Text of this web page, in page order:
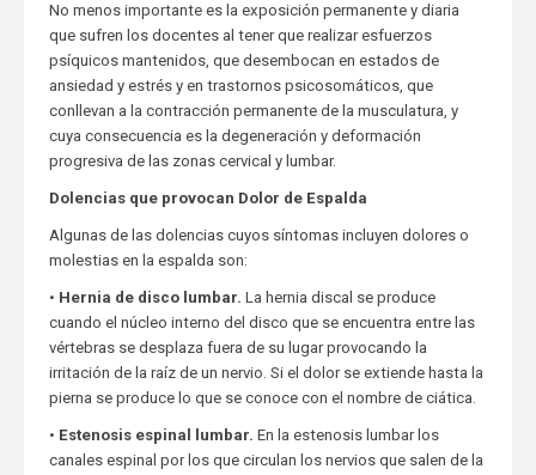
No menos importante es la exposición permanente y diaria
que sufren los docentes al tener que realizar esfuerzos
psíquicos mantenidos, que desembocan en estados de
ansiedad y estrés y en trastornos psicosomáticos, que
conllevan a la contracción permanente de la musculatura, y
cuya consecuencia es la degeneración y deformación
progresiva de las zonas cervical y lumbar.
Dolencias que provocan Dolor de Espalda
Algunas de las dolencias cuyos síntomas incluyen dolores o
molestias en la espalda son:
• Hernia de disco lumbar. La hernia discal se produce
cuando el núcleo interno del disco que se encuentra entre las
vértebras se desplaza fuera de su lugar provocando la
irritación de la raíz de un nervio. Si el dolor se extiende hasta la
pierna se produce lo que se conoce con el nombre de ciática.
• Estenosis espinal lumbar. En la estenosis lumbar los
canales espinal por los que circulan los nervios que salen de la